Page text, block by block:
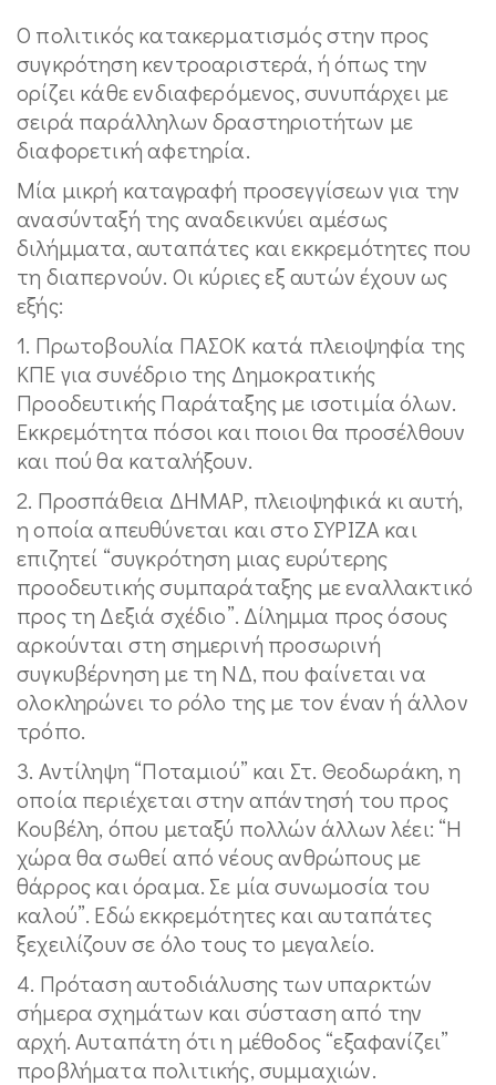
Ο πολιτικός κατακερματισμός στην προς
συγκρότηση κεντροαριστερά, ή όπως την
ορίζει κάθε ενδιαφερόμενος, συνυπάρχει με
σειρά παράλληλων δραστηριοτήτων με
διαφορετική αφετηρία.
Μία μικρή καταγραφή προσεγγίσεων για την
ανασύνταξή της αναδεικνύει αμέσως
διλήμματα, αυταπάτες και εκκρεμότητες που
τη διαπερνούν. Οι κύριες εξ αυτών έχουν ως
εξής:
1. Πρωτοβουλία ΠΑΣΟΚ κατά πλειοψηφία της
ΚΠΕ για συνέδριο της Δημοκρατικής
Προοδευτικής Παράταξης με ισοτιμία όλων.
Εκκρεμότητα πόσοι και ποιοι θα προσέλθουν
και πού θα καταλήξουν.
2. Προσπάθεια ΔΗΜΑΡ, πλειοψηφικά κι αυτή,
η οποία απευθύνεται και στο ΣΥΡΙΖΑ και
επιζητεί “συγκρότηση μιας ευρύτερης
προοδευτικής συμπαράταξης με εναλλακτικό
προς τη Δεξιά σχέδιο”. Δίλημμα προς όσους
αρκούνται στη σημερινή προσωρινή
συγκυβέρνηση με τη ΝΔ, που φαίνεται να
ολοκληρώνει το ρόλο της με τον έναν ή άλλον
τρόπο.
3. Αντίληψη “Ποταμιού” και Στ. Θεοδωράκη, η
οποία περιέχεται στην απάντησή του προς
Κουβέλη, όπου μεταξύ πολλών άλλων λέει: “Η
χώρα θα σωθεί από νέους ανθρώπους με
θάρρος και όραμα. Σε μία συνωμοσία του
καλού”. Εδώ εκκρεμότητες και αυταπάτες
ξεχειλίζουν σε όλο τους το μεγαλείο.
4. Πρόταση αυτοδιάλυσης των υπαρκτών
σήμερα σχημάτων και σύσταση από την
αρχή. Αυταπάτη ότι η μέθοδος “εξαφανίζει”
προβλήματα πολιτικής, συμμαχιών.